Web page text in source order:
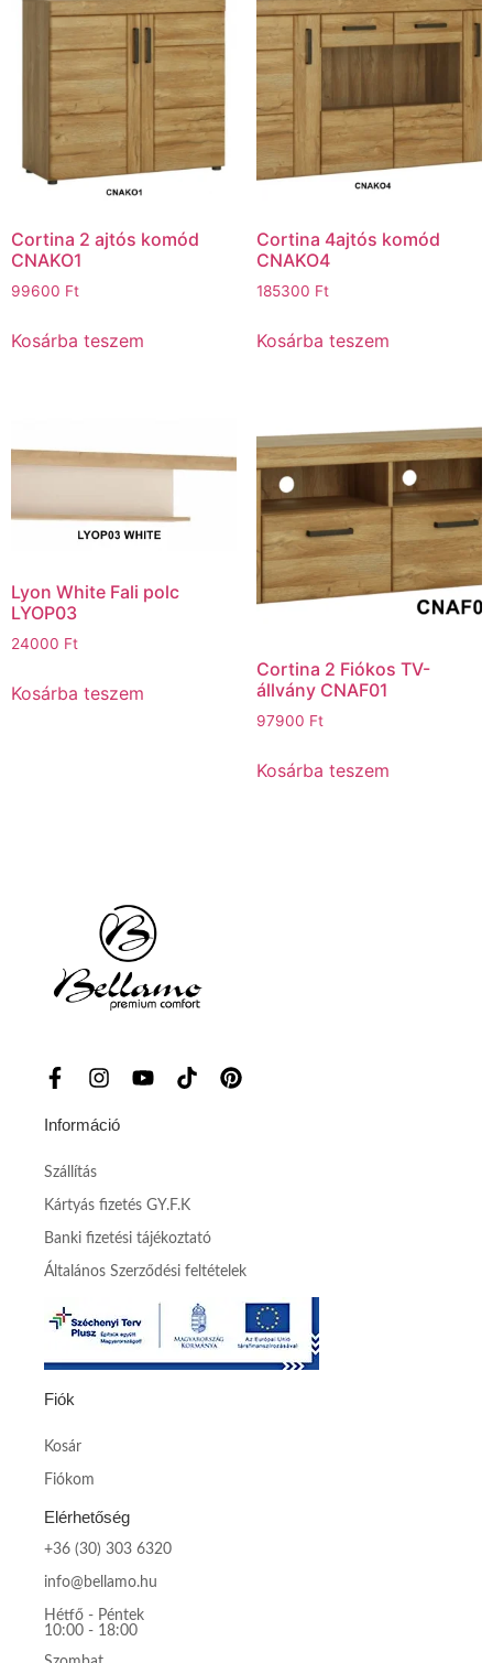
Cortina 2 ajtós komód
CNAKO1
99600 Ft
Kosárba teszem
Cortina 4ajtós komód
CNAKO4
185300 Ft
Kosárba teszem
Lyon White Fali polc
LYOP03
24000 Ft
Kosárba teszem
Cortina 2 Fiókos TV-
állvány CNAF01
97900 Ft
Kosárba teszem
Információ
Szállítás
Kártyás fizetés GY.F.K
Banki fizetési tájékoztató
Általános Szerződési feltételek
Fiók
Kosár
Fiókom
Elérhetőség
+36 (30) 303 6320
info@bellamo.hu
Hétfő - Péntek
10:00 - 18:00